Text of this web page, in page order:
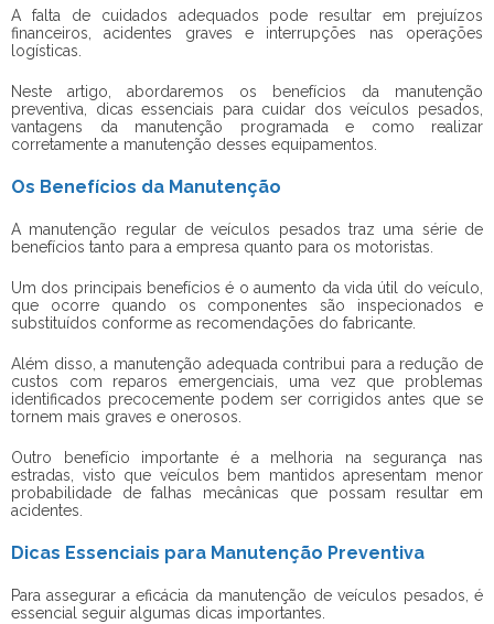
A falta de cuidados adequados pode resultar em prejuízos
financeiros, acidentes graves e interrupções nas operações
logísticas.
Neste artigo, abordaremos os benefícios da manutenção
preventiva, dicas essenciais para cuidar dos veículos pesados,
vantagens da manutenção programada e como realizar
corretamente a manutenção desses equipamentos.
Os Benefícios da Manutenção
A manutenção regular de veículos pesados traz uma série de
benefícios tanto para a empresa quanto para os motoristas.
Um dos principais benefícios é o aumento da vida útil do veículo,
que ocorre quando os componentes são inspecionados e
substituídos conforme as recomendações do fabricante.
Além disso, a manutenção adequada contribui para a redução de
custos com reparos emergenciais, uma vez que problemas
identificados precocemente podem ser corrigidos antes que se
tornem mais graves e onerosos.
Outro benefício importante é a melhoria na segurança nas
estradas, visto que veículos bem mantidos apresentam menor
probabilidade de falhas mecânicas que possam resultar em
acidentes.
Dicas Essenciais para Manutenção Preventiva
Para assegurar a eficácia da manutenção de veículos pesados , é
essencial seguir algumas dicas importantes.